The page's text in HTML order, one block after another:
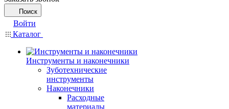
Поиск
Войти
Каталог
Инструменты и наконечники
Зуботехнические
инструменты
Наконечники
Расходные
материалы